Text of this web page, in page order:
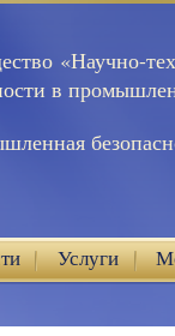
«Научно-
в
Услуги